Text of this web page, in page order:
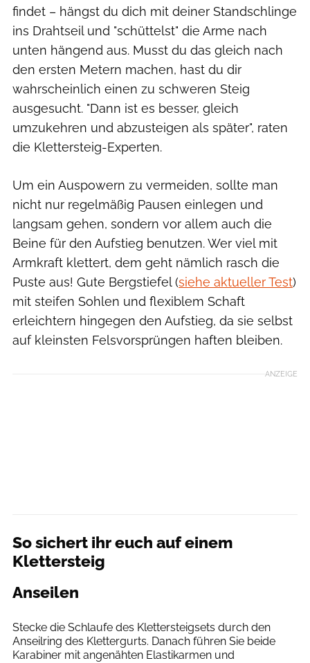
findet – hängst du dich mit deiner Standschlinge
ins Drahtseil und "schüttelst" die Arme nach
unten hängend aus. Musst du das gleich nach
den ersten Metern machen, hast du dir
wahrscheinlich einen zu schweren Steig
ausgesucht. "Dann ist es besser, gleich
umzukehren und abzusteigen als später", raten
die Klettersteig-Experten.
Um ein Auspowern zu vermeiden, sollte man
nicht nur regelmäßig Pausen einlegen und
langsam gehen, sondern vor allem auch die
Beine für den Aufstieg benutzen. Wer viel mit
Armkraft klettert, dem geht nämlich rasch die
Puste aus! Gute Bergstiefel (siehe aktueller Test)
mit steifen Sohlen und flexiblem Schaft
erleichtern hingegen den Aufstieg, da sie selbst
auf kleinsten Felsvorsprüngen haften bleiben.
ANZEIGE
So sichert ihr euch auf einem
Klettersteig
Anseilen
Stecke die Schlaufe des Klettersteigsets durch den
Anseilring des Klettergurts. Danach führen Sie beide
Karabiner mit angenähten Elastikarmen und